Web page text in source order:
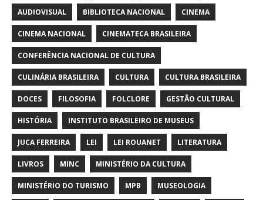
AUDIOVISUAL BIBLIOTECA NACIONAL CINEMA
CINEMA NACIONAL CINEMATECA BRASILEIRA
CONFERÊNCIA NACIONAL DE CULTURA
CULINÁRIA BRASILEIRA CULTURA CULTURA BRASILEIRA
DOCES FILOSOFIA FOLCLORE GESTÃO CULTURAL
HISTÓRIA INSTITUTO BRASILEIRO DE MUSEUS
JUCA FERREIRA LEI LEI ROUANET LITERATURA
LIVROS MINC MINISTÉRIO DA CULTURA
MINISTÉRIO DO TURISMO MPB MUSEOLOGIA